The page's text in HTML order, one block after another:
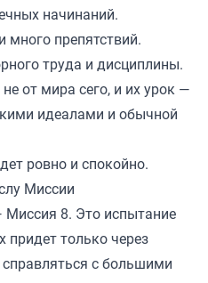
начинаний.
много препятствий.
труда и дисциплины.
от мира сего, и их урок —
идеалами и обычной
ровно и спокойно.
Миссии
8. Это испытание
придет только через
справляться с большими